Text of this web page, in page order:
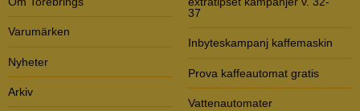
Varumärken
Nyheter
Arkiv
37
Inbyteskampanj kaffemaskin
Prova kaffeautomat gratis
Vattenautomater